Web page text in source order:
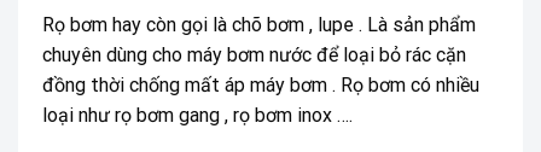
Rọ bơm hay còn gọi là chõ bơm , lupe . Là sản phẩm
chuyên dùng cho máy bơm nước để loại bỏ rác cặn
đồng thời chống mất áp máy bơm . Rọ bơm có nhiều
loại như rọ bơm gang , rọ bơm inox ….